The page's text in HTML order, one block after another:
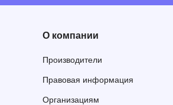
О компании
Производители
Правовая информация
Организациям